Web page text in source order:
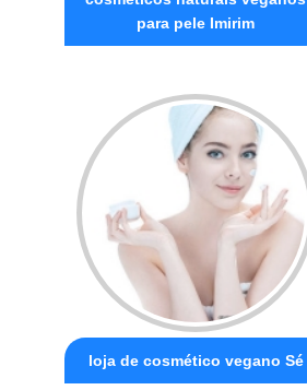
para pele Imirim
loja de cosmético vegano Sé